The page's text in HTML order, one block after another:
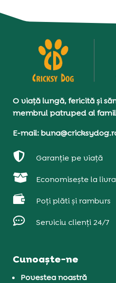
O viață lungă, fericită și
membrul patruped al
E-mail:
 Garanție pe viață
 Economisește la
 Poți plăti și ramburs
 Serviciu clienți 24/7
Cunoaște-ne
Povestea noastră